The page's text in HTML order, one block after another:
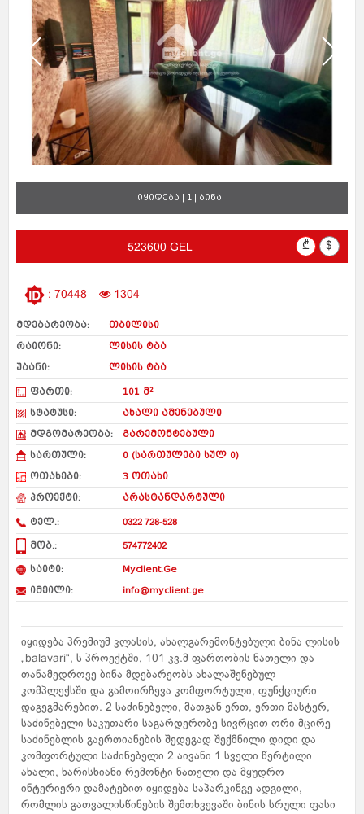
იყიდება | 1 | ბინა
523600 GEL ₾ $
: 70448 1304
მდებარეობა:
თბილისი
რაიონი:
ლისის ტბა
უბანი:
ლისის ტბა
ფართი:
101 მ²
სტატუსი:
ახალი აშენებული
მდგომარეობა:
გარემონტებული
სართული:
0 (სართულები სულ 0)
ოთახები:
3 ოთახი
პროექტი:
არასტანდარტული
ტელ.: 0322 728-528
მობ.: 574772402
საიტი:
Myclient.Ge
იმეილი:
info@myclient.ge
იყიდება პრემიუმ კლასის, ახალგარემონტებული ბინა ლისის
„balavari“, ს პროექტში, 101 კვ.მ ფართობის ნათელი და
თანამედროვე ბინა მდებარეობს ახალაშენებულ
კომპლექსში და გამოირჩევა კომფორტული, ფუნქციური
დაგეგმარებით. 2 საძინებელი, მათგან ერთ, ერთი მასტერ,
საძინებელი საკუთარი საგარდერობე სივრცით ორი მცირე
საძინებლის გაერთიანების შედეგად შექმნილი დიდი და
კომფორტული საძინებელი 2 აივანი 1 სველი წერტილი
ახალი, ხარისხიანი რემონტი ნათელი და მყუდრო
ინტერიერი დამატებით იყიდება საპარკინგე ადგილი,
რომლის გათვალისწინების შემთხვევაში ბინის სრული ფასი